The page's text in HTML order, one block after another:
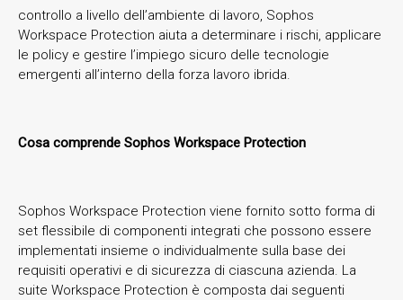
controllo a livello dell’ambiente di lavoro, Sophos
Workspace Protection aiuta a determinare i rischi, applicare
le policy e gestire l’impiego sicuro delle tecnologie
emergenti all’interno della forza lavoro ibrida.
Cosa comprende Sophos Workspace Protection
Sophos Workspace Protection viene fornito sotto forma di
set flessibile di componenti integrati che possono essere
implementati insieme o individualmente sulla base dei
requisiti operativi e di sicurezza di ciascuna azienda. La
suite Workspace Protection è composta dai seguenti